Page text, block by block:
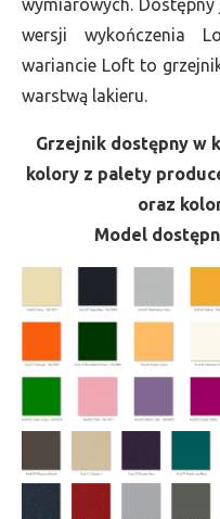
wymiarowych.
wersji wykończenia
wariancie Loft to
warstwą lakieru.
Grzejnik dostępny w
kolory z palety
oraz
Model